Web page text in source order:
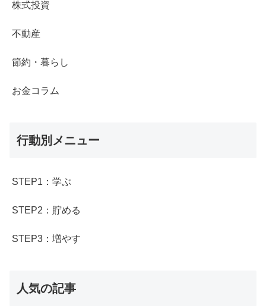
株式投資
不動産
節約・暮らし
お金コラム
行動別メニュー
STEP1：学ぶ
STEP2：貯める
STEP3：増やす
人気の記事